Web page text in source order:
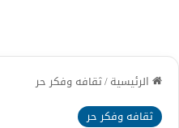
الرئيسية/ثقافه وفكر حر
ثقافه وفكر حر